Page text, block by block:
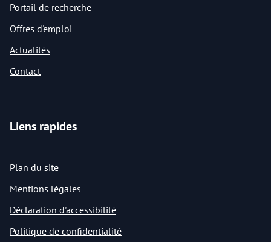
Portail de recherche
Offres d'emploi
Actualités
Contact
Liens rapides
Plan du site
Mentions légales
Déclaration d'accessibilité
Politique de confidentialité